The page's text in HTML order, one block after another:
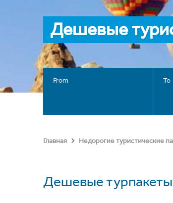
Дешевые
From To
Главная Недорогие туристические
Дешевые